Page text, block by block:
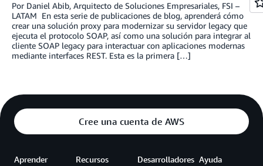
Por Daniel Abib, Arquitecto de Soluciones Empresariales, FSI –
LATAM En esta serie de publicaciones de blog, aprenderá cómo
crear una solución proxy para modernizar su servidor legacy que
ejecuta el protocolo SOAP, así como una solución para integrar al
cliente SOAP legacy para interactuar con aplicaciones modernas
mediante interfaces REST. Esta es la primera […]
Cree una cuenta de AWS
Aprender Recursos Desarrolladores Ayuda